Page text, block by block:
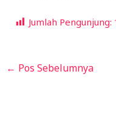
Jumlah Pengunjung:
← Pos Sebelumnya